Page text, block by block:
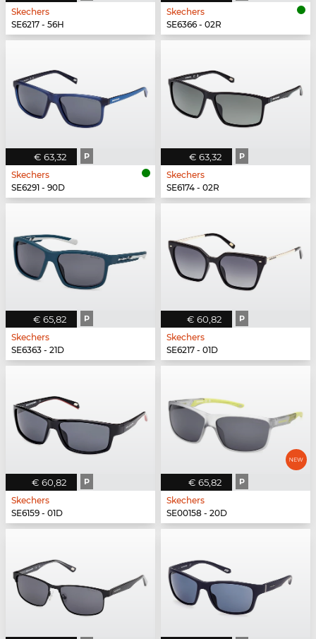
Skechers
SE6217 - 56H
Skechers
SE6366 - 02R
€ 63,32 P
Skechers
SE6291 - 90D
€ 63,32 P
Skechers
SE6174 - 02R
€ 65,82 P
Skechers
SE6363 - 21D
€ 60,82 P
Skechers
SE6217 - 01D
€ 60,82 P
Skechers
SE6159 - 01D
€ 65,82 P
Skechers
SE00158 - 20D